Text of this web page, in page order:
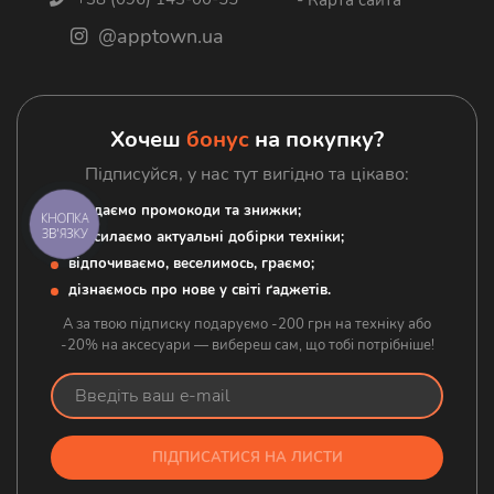
Зарядні станції
Google
Гаджети
Гарантія
@apptown.ua
Хочеш бонус на покупку?
Підписуйся, у нас тут вигідно та цікаво:
роздаємо промокоди та знижки;
надсилаємо актуальні добірки техніки;
відпочиваємо, веселимось, граємо;
дізнаємось про нове у світі ґаджетів.
А за твою підписку подаруємо -200 грн на техніку або
-20% на аксесуари — вибереш сам, що тобі потрібніше!
ПІДПИСАТИСЯ НА ЛИСТИ
КНОПКА
ЗВ'ЯЗКУ